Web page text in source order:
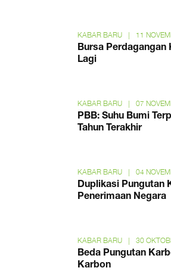
KABAR BARU | 11
Bursa Perdagangan
Lagi
KABAR BARU | 07
PBB: Suhu Bumi
Tahun Terakhir
KABAR BARU | 04
Duplikasi Pungutan
Penerimaan Negara
KABAR BARU | 30
Beda Pungutan
Karbon